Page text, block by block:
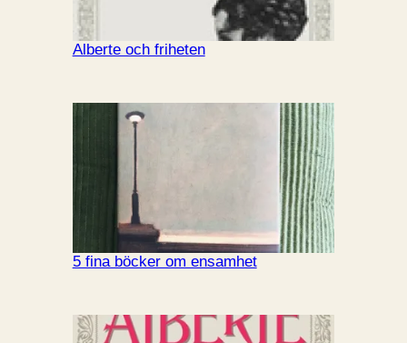
Alberte och friheten
5 fina böcker om ensamhet